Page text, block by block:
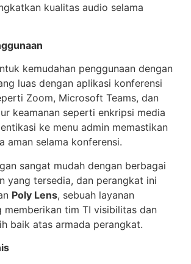
kualitas audio selama
kemudahan penggunaan dengan
luas dengan aplikasi konferensi
Zoom, Microsoft Teams, dan
keamanan seperti enkripsi media
ke menu admin memastikan
aman selama konferensi.
sangat mudah dengan berbagai
yang tersedia, dan perangkat ini
Poly Lens, sebuah layanan
memberikan tim TI visibilitas dan
baik atas armada perangkat.